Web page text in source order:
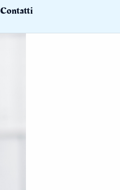
Contatti